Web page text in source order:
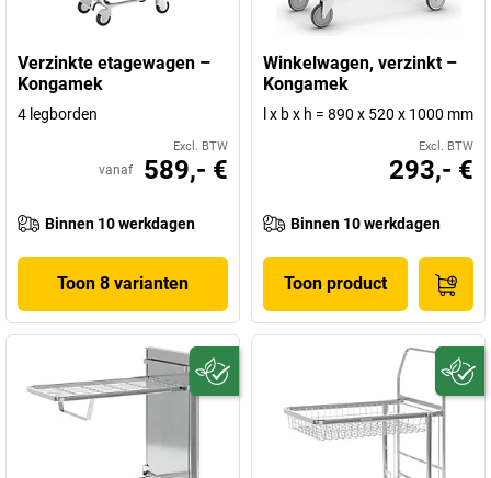
Verzinkte etagewagen –
Kongamek
4 legborden
Excl. BTW
vanaf 589,- €
Binnen 10 werkdagen
Toon 8 varianten
Winkelwagen, verzinkt –
Kongamek
l x b x h = 890 x 520 x 1000 mm
Excl. BTW
293,- €
Binnen 10 werkdagen
Toon product